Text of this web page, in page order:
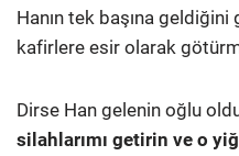
Hanın tek başına
kafirlere esir olarak
Dirse Han gelenin oğlu
silahlarımı getirin ve o